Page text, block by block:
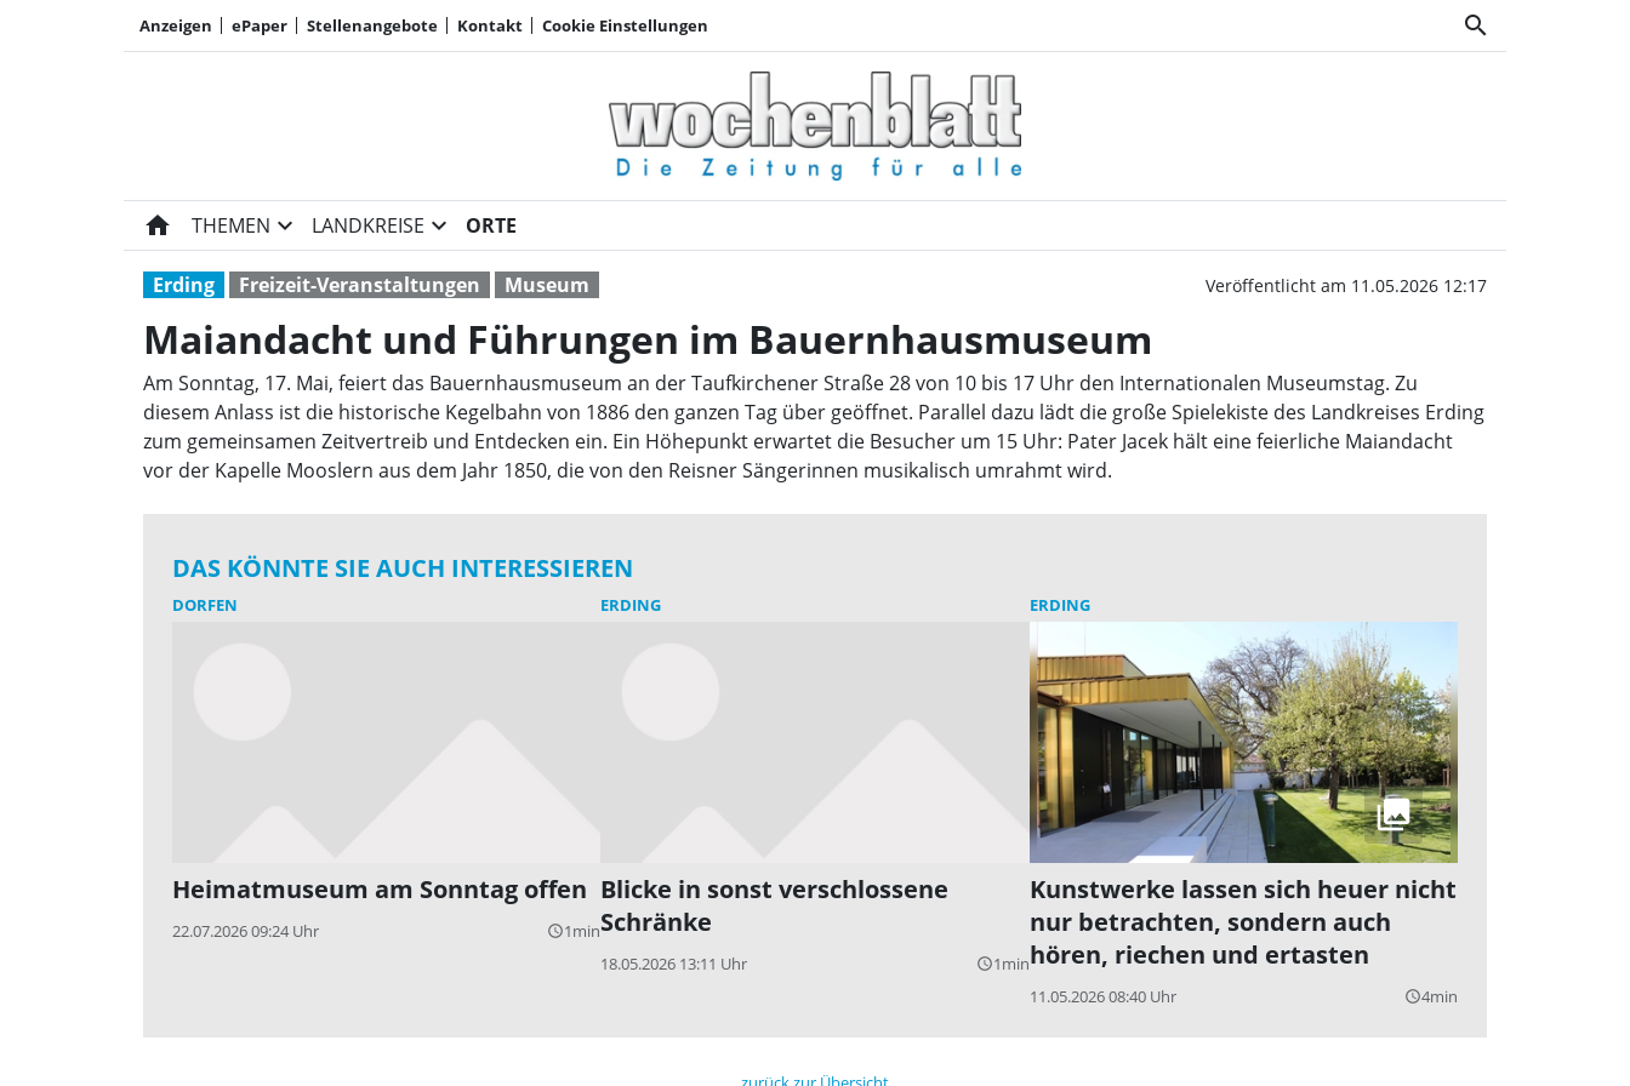
Anzeigen ePaper Stellenangebote Kontakt Cookie Einstellungen search
Maiandacht und Führungen im
home THEMEN expand_more LANDKREISE expand_more ORTE
Erding Freizeit-Veranstaltungen Museum Veröffentlicht am 11.05.2026 12:17
Maiandacht und Führungen im Bauernhausmuseum
Am Sonntag, 17. Mai, feiert das Bauernhausmuseum an der Taufkirchener Straße 28 von 10 bis 17 Uhr den Internationalen Museumstag. Zu
diesem Anlass ist die historische Kegelbahn von 1886 den ganzen Tag über geöffnet. Parallel dazu lädt die große Spielekiste des Landkreises Erding
zum gemeinsamen Zeitvertreib und Entdecken ein. Ein Höhepunkt erwartet die Besucher um 15 Uhr: Pater Jacek hält eine feierliche Maiandacht
vor der Kapelle Mooslern aus dem Jahr 1850, die von den Reisner Sängerinnen musikalisch umrahmt wird.
DAS KÖNNTE SIE AUCH INTERESSIEREN
DORFEN
Heimatmuseum am Sonntag offen
22.07.2026 09:24 Uhr query_builder1min
ERDING
Blicke in sonst verschlossene
Schränke
18.05.2026 13:11 Uhr query_builder1min
ERDING
Kunstwerke lassen sich heuer nicht
nur betrachten, sondern auch
hören, riechen und ertasten
11.05.2026 08:40 Uhr query_builder4min